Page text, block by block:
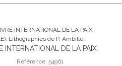
INTERNATIONAL DE LA PAIX
Lithographies de P. Ambille.
Référence: 54961